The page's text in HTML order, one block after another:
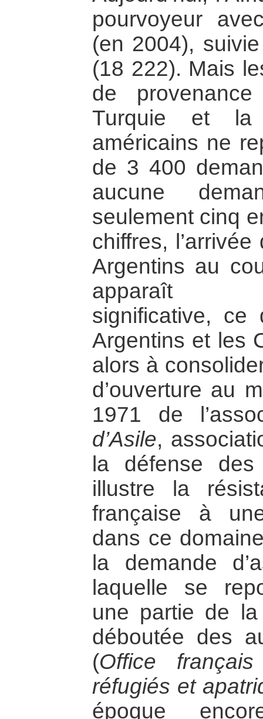
pourvoyeur
(en 2004),
(18 222). Mais
de
Turquie et
américains ne
de 3 400
aucune
seulement cinq
chiffres,
Argentins au
apparaît
significative,
Argentins et les
alors à
d’ouverture au
1971 de
d’Asile,
la défense
illustre la
française à
dans ce
la demande
laquelle se
une partie de la
déboutée des
(Office
réfugiés et
époque